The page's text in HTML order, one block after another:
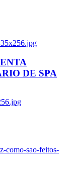
DE SPA
como-sao-feitos-